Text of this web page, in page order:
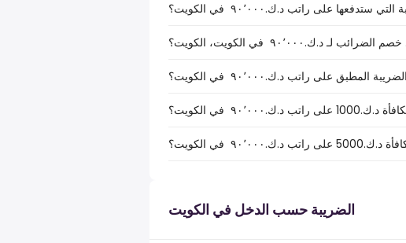
ستدفعها على راتب د.ك.‏٩٠٬٠٠٠ ‏ في الكويت؟
في الكويت، الكويت؟
المطبق على راتب د.ك.‏٩٠٬٠٠٠ ‏ في الكويت؟
في الكويت؟
في الكويت؟
الضريبة حسب الدخل في الكويت